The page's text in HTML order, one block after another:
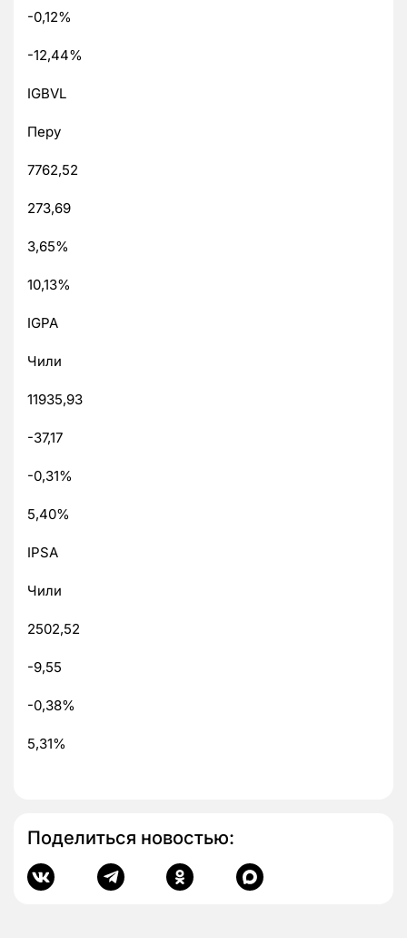
-0,12%
-12,44%
IGBVL
Перу
7762,52
273,69
3,65%
10,13%
IGPA
Чили
11935,93
-37,17
-0,31%
5,40%
IPSA
Чили
2502,52
-9,55
-0,38%
5,31%
Поделиться новостью: